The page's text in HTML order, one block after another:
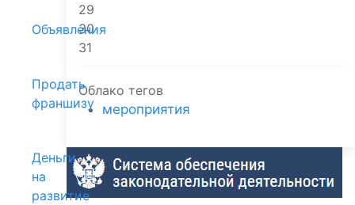
29
30
31
Облако тегов
мероприятия
Объявления
Продать
франшизу
Деньги
на
развитие